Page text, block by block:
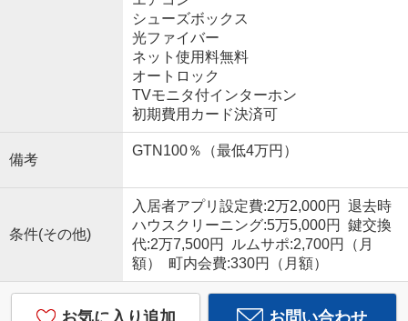
シューズボックス
光ファイバー
ネット使用料無料
オートロック
TVモニタ付インターホン
初期費用カード決済可
備考
GTN100％（最低4万円）
条件(その他)
入居者アプリ設定費:2万2,000円 退去時
ハウスクリーニング:5万5,000円 鍵交換
代:2万7,500円 ルムサポ:2,700円（月
額） 町内会費:330円（月額）